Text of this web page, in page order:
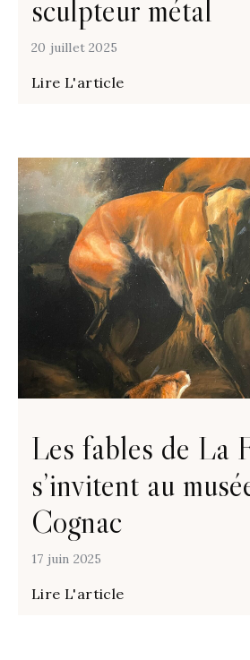
sculpteur métal
20 juillet 2025
Lire L'article
Les fables de La
s’invitent au
Cognac
17 juin 2025
Lire L'article